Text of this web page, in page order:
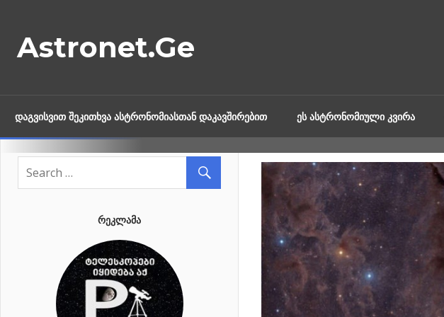
content
Astronet.Ge
ᲓᲐᲒᲕᲘᲡᲕᲘᲗ ᲨᲔᲙᲘᲗᲮᲕᲐ ᲐᲡᲢᲠᲝᲜᲝᲛᲘᲐᲡᲗᲐᲜ ᲓᲐᲙᲐᲕᲨᲘᲠᲔᲑᲘᲗ ᲔᲡ ᲐᲡᲢᲠᲝᲜᲝᲛᲘᲣᲚᲘ ᲙᲕᲘᲠᲐ
ᲠᲔᲙᲚᲐᲛᲐ